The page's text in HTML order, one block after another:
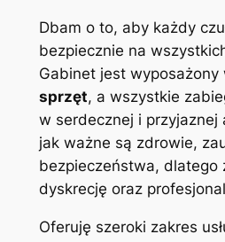
Dbam o to, aby każdy
bezpiecznie na
Gabinet jest wyposażony
sprzęt, a wszystkie
w serdecznej i przyjaznej
jak ważne są zdrowie,
bezpieczeństwa, dlatego
dyskrecję oraz
Oferuję szeroki zakres